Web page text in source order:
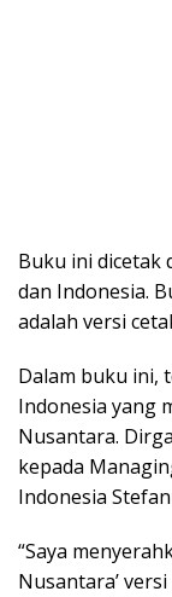
Buku ini dicetak
dan Indonesia.
adalah versi
Dalam buku ini,
Indonesia yang
Nusantara.
kepada
Indonesia
“Saya
Nusantara’